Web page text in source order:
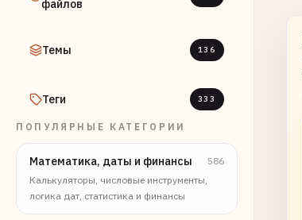
файлов
Темы 136
Теги 333
ПОПУЛЯРНЫЕ КАТЕГОРИИ
Математика, даты и финансы
586
Калькуляторы, числовые инструменты,
логика дат, статистика и финансы